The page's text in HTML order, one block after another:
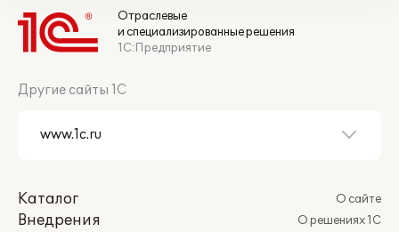
Отраслевые
и специализированные решения
1С:Предприятие
Другие сайты 1С
Каталог
Внедрения
О сайте
О решениях 1С